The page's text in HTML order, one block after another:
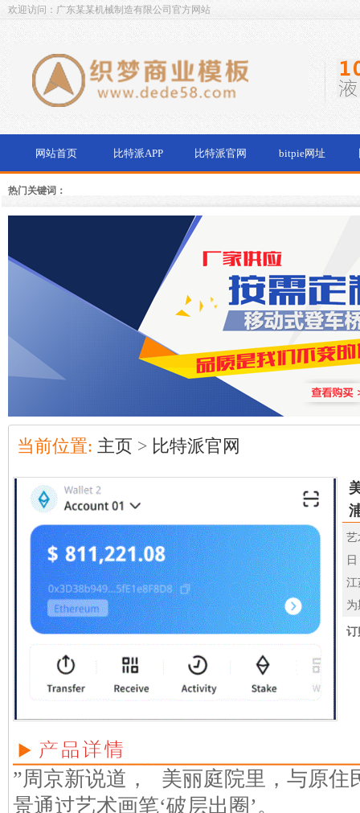
欢迎访问：广东某某机械制造有限公司官方网站
网站首页 比特派APP 比特派官网 bitpie网址
热门关键词：
当前位置: 主页 > 比特派官网
艺
江
为
订
”周京新说道， 美丽庭院里，与原住
景通过艺术画笔‘破层出圈’。